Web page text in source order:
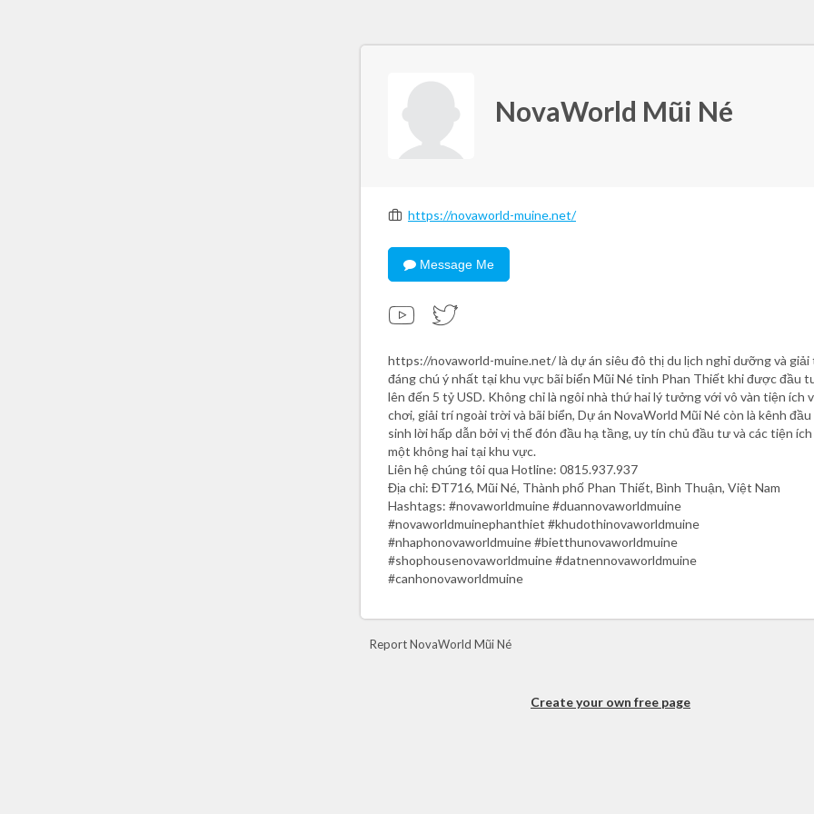
NovaWorld Mũi Né
https://novaworld-muine.net/
Message Me
https://novaworld-muine.net/ là dự án siêu đô thị du lịch nghỉ dưỡng và giải
đáng chú ý nhất tại khu vực bãi biển Mũi Né tỉnh Phan Thiết khi được đầu
lên đến 5 tỷ USD. Không chỉ là ngôi nhà thứ hai lý tưởng với vô vàn tiện ích
chơi, giải trí ngoài trời và bãi biển, Dự án NovaWorld Mũi Né còn là kênh
sinh lời hấp dẫn bởi vị thế đón đầu hạ tầng, uy tín chủ đầu tư và các tiện ích
một không hai tại khu vực.
Liên hệ chúng tôi qua Hotline: 0815.937.937
Địa chỉ: ĐT716, Mũi Né, Thành phố Phan Thiết, Bình Thuận, Việt Nam
Hashtags: #novaworldmuine #duannovaworldmuine
#novaworldmuinephanthiet #khudothinovaworldmuine
#nhaphonovaworldmuine #bietthunovaworldmuine
#shophousenovaworldmuine #datnennovaworldmuine
#canhonovaworldmuine
Report NovaWorld Mũi Né
Create your own free page